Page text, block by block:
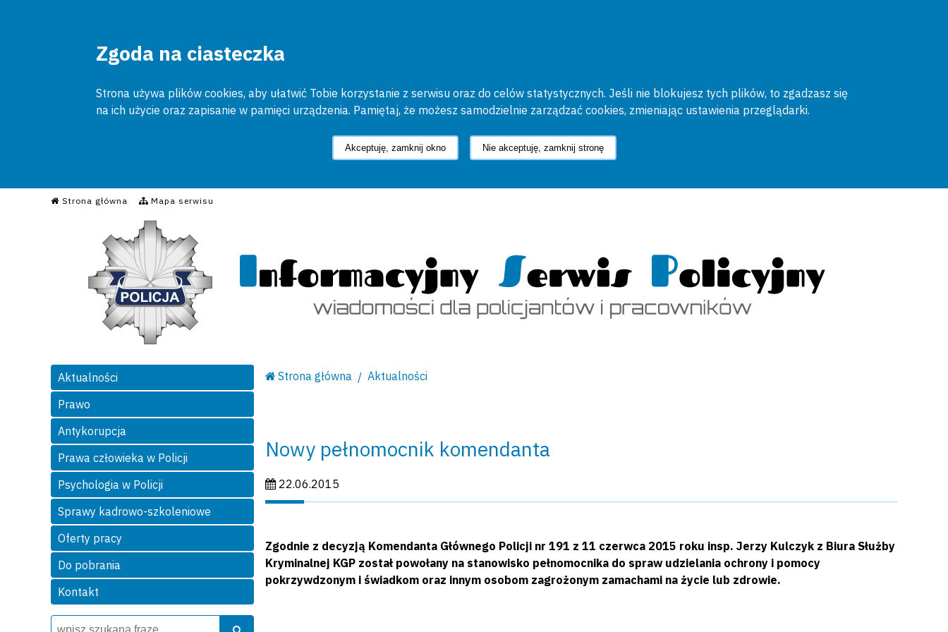
Zgoda na ciasteczka
Strona używa plików cookies, aby ułatwić Tobie korzystanie z serwisu oraz do celów statystycznych. Jeśli nie blokujesz tych plików, to zgadzasz się
na ich użycie oraz zapisanie w pamięci urządzenia. Pamiętaj, że możesz samodzielnie zarządzać cookies, zmieniając ustawienia przeglądarki.
Akceptuję, zamknij okno Nie akceptuję, zamknij stronę
Strona główna Mapa serwisu
Informacyjny Serwis Policyjny
Aktualności
Prawo
Antykorupcja
Prawa człowieka w Policji
Psychologia w Policji
Sprawy kadrowo-szkoleniowe
Oferty pracy
Do pobrania
Kontakt
Wyszukiwarka
Szukaj
Strona główna Aktualności
Nowy pełnomocnik komendanta
Data publikacji:
22.06.2015
Zgodnie z decyzją Komendanta Głównego Policji nr 191 z 11 czerwca 2015 roku insp. Jerzy Kulczyk z Biura Służby
Kryminalnej KGP został powołany na stanowisko pełnomocnika do spraw udzielania ochrony i pomocy
pokrzywdzonym i świadkom oraz innym osobom zagrożonym zamachami na życie lub zdrowie.